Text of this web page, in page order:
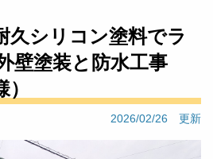
久シリコン塗料でラ
壁塗装と防水工事
2026/02/26 更新